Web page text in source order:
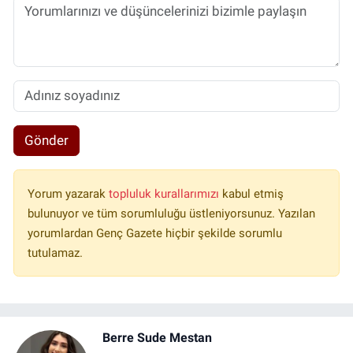
Gönder
Yorum yazarak topluluk kurallarımızı kabul etmiş
bulunuyor ve tüm sorumluluğu üstleniyorsunuz. Yazılan
yorumlardan Genç Gazete hiçbir şekilde sorumlu
tutulamaz.
Berre Sude Mestan